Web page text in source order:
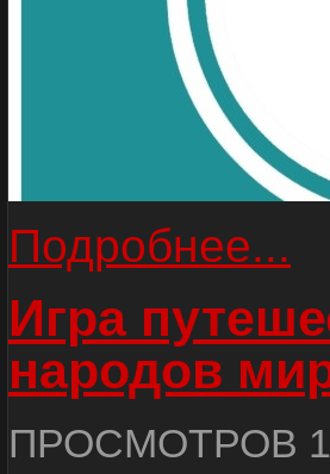
Подробнее...
Игра
народов
ПРОСМОТРОВ